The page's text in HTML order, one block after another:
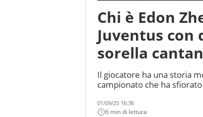
Chi è Edon
Juventus
sorella
Il giocatore ha una storia
campionato che ha
01/09/25 16:36
6 min di lettura